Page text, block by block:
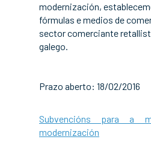
modernización,
fórmulas e medios de
sector comerciante
galego.
Prazo aberto: 18/02/2016
Subvencións para a
modernización